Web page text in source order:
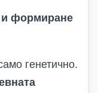
и формиране
генетично.